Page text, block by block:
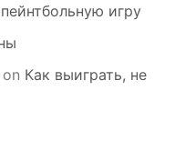
игру
on Как выиграть, не